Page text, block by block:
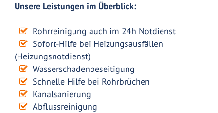
Unsere Leistungen im Überblick:
Rohrreinigung auch im 24h Notdienst
Sofort-Hilfe bei Heizungsausfällen
(Heizungsnotdienst)
Wasserschadenbeseitigung
Schnelle Hilfe bei Rohrbrüchen
Kanalsanierung
Abflussreinigung